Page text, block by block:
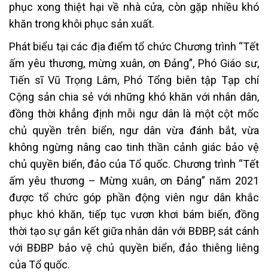
phục xong thiệt hại về nhà cửa, còn gặp nhiều khó
khăn trong khôi phục sản xuất.
Phát biểu tại các địa điểm tổ chức Chương trình “Tết
ấm yêu thương, mừng xuân, ơn Đảng”, Phó Giáo sư,
Tiến sĩ Vũ Trọng Lâm, Phó Tổng biên tập Tạp chí
Cộng sản chia sẻ với những khó khăn với nhân dân,
đồng thời khẳng định mỗi ngư dân là một cột mốc
chủ quyền trên biển, ngư dân vừa đánh bắt, vừa
không ngừng nâng cao tinh thần cảnh giác bảo vệ
chủ quyền biển, đảo của Tổ quốc. Chương trình “Tết
ấm yêu thương – Mừng xuân, ơn Đảng” năm 2021
được tổ chức góp phần động viên ngư dân khắc
phục khó khăn, tiếp tục vươn khơi bám biển, đồng
thời tạo sự gắn kết giữa nhân dân với BĐBP, sát cánh
với BĐBP bảo vệ chủ quyền biển, đảo thiêng liêng
của Tổ quốc.